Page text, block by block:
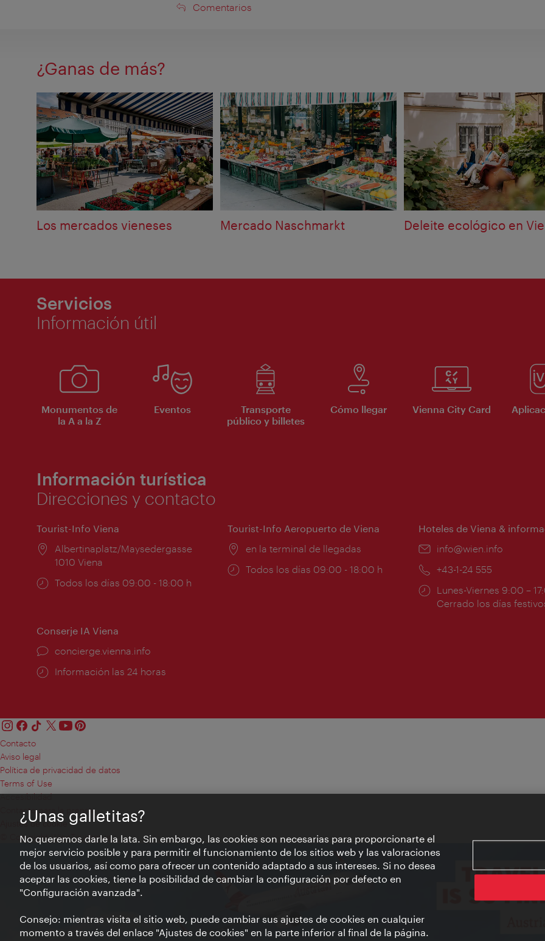
Comentarios
Comentarios
¿Ganas de más?
Los mercados vieneses Mercado Naschmarkt Deleite ecológico en
Servicios
Información útil
Monumentos de
la A a la Z
Eventos
Transporte
público y billetes
Cómo llegar Vienna City Card
Información turística
Direcciones y contacto
Tourist-Info Viena
Lugar:
Albertinaplatz/Maysedergasse
1010 Viena
Horarios
Todos los días 09:00 - 18:00 h
Tourist-Info Aeropuerto de Viena
Lugar:
en la terminal de llegadas
Horarios
Todos los días 09:00 - 18:00 h
Hoteles de Viena &
e-
info@wien.info
Teléfono:
+43-1-24 555
Horarios
de
Lunes-Viernes 9:00 –
Cerrado los días
Conserje IA Viena
concierge.vienna.info
Información las 24 horas
Contacto
Aviso legal
Política de privacidad de datos
Terms of Use
Accesibilidad
Contacto para la prensa
Ajustes de cookie
© Copyright WienTourismus
¿Unas galletitas?
No queremos darle la lata. Sin embargo, las cookies son necesarias para proporcionarte el
mejor servicio posible y para permitir el funcionamiento de los sitios web y las valoraciones
de los usuarios, así como para ofrecer un contenido adaptado a sus intereses. Si no desea
aceptar las cookies, tiene la posibilidad de cambiar la configuración por defecto en
"Configuración avanzada".
Consejo: mientras visita el sitio web, puede cambiar sus ajustes de cookies en cualquier
momento a través del enlace "Ajustes de cookies" en la parte inferior al final de la página.